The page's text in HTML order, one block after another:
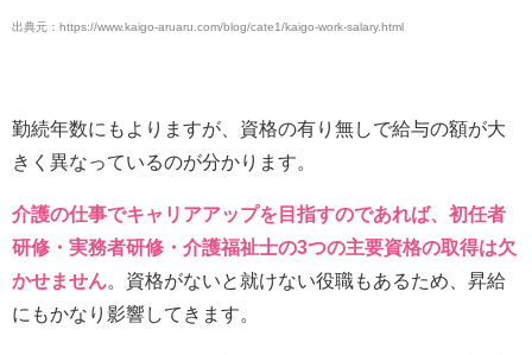
出典元：https://www.kaigo-aruaru.com/blog/cate1/kaigo-work-salary.html
勤続年数にもよりますが、資格の有り無しで給与の額が大
きく異なっているのが分かります。
介護の仕事でキャリアアップを目指すのであれば、初任者
研修・実務者研修・介護福祉士の3つの主要資格の取得は欠
かせません。資格がないと就けない役職もあるため、昇給
にもかなり影響してきます。